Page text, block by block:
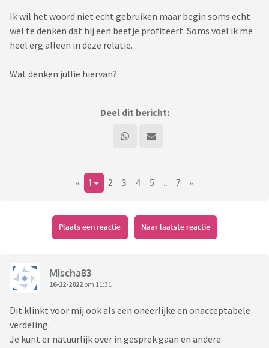
Ik wil het woord niet echt gebruiken maar begin soms echt
wel te denken dat hij een beetje profiteert. Soms voel ik me
heel erg alleen in deze relatie.
Wat denken jullie hiervan?
Deel dit bericht:
« 1 2 3 4 5 7 »
Plaats een reactie Naar laatste reactie
Mischa83
16-12-2022 om 11:31
Dit klinkt voor mij ook als een oneerlijke en onacceptabele
verdeling.
Je kunt er natuurlijk over in gesprek gaan en andere